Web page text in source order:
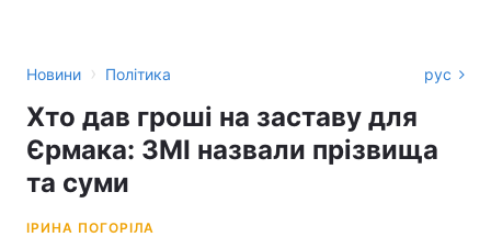
Новини › Політика рус
Хто дав гроші на заставу для
Єрмака: ЗМІ назвали прізвища
та суми
ІРИНА ПОГОРІЛА